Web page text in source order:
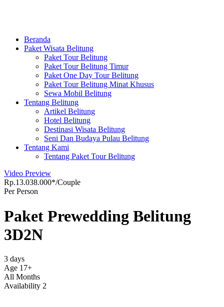
Beranda
Paket Wisata Belitung
Paket Tour Belitung
Paket Tour Belitung Timur
Paket One Day Tour Belitung
Paket Tour Belitung Minat Khusus
Sewa Mobil Belitung
Tentang Belitung
Artikel Belitung
Hotel Belitung
Destinasi Wisata Belitung
Seni Dan Budaya Pulau Belitung
Tentang Kami
Tentang Paket Tour Belitung
Video Preview
Rp.13.038.000*/Couple
Per Person
Paket Prewedding Belitung
3D2N
3 days
Age 17+
All Months
Availability 2